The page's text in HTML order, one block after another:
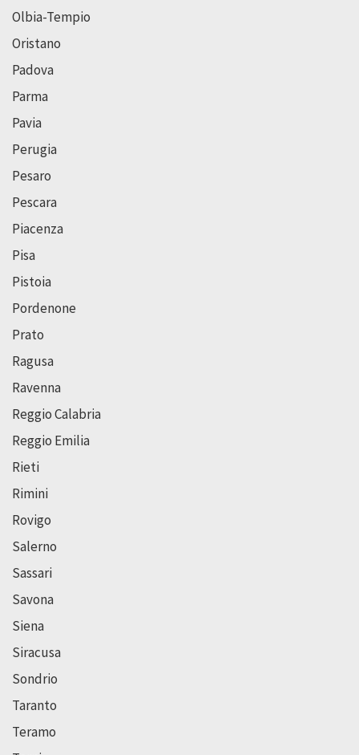
Olbia-Tempio
Oristano
Padova
Parma
Pavia
Perugia
Pesaro
Pescara
Piacenza
Pisa
Pistoia
Pordenone
Prato
Ragusa
Ravenna
Reggio Calabria
Reggio Emilia
Rieti
Rimini
Rovigo
Salerno
Sassari
Savona
Siena
Siracusa
Sondrio
Taranto
Teramo